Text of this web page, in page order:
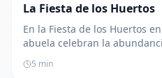
La Fiesta de los Huertos
En la Fiesta de los Huertos
abuela celebran la
tradiciones del pueblo. A
historias y la creatividad,
5 min